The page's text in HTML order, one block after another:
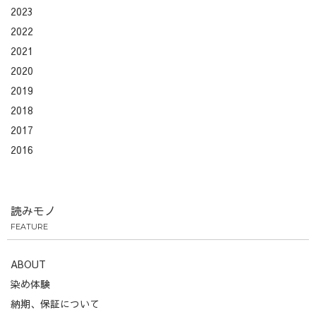
2023
2022
2021
2020
2019
2018
2017
2016
読みモノ
FEATURE
ABOUT
染め体験
納期、保証について